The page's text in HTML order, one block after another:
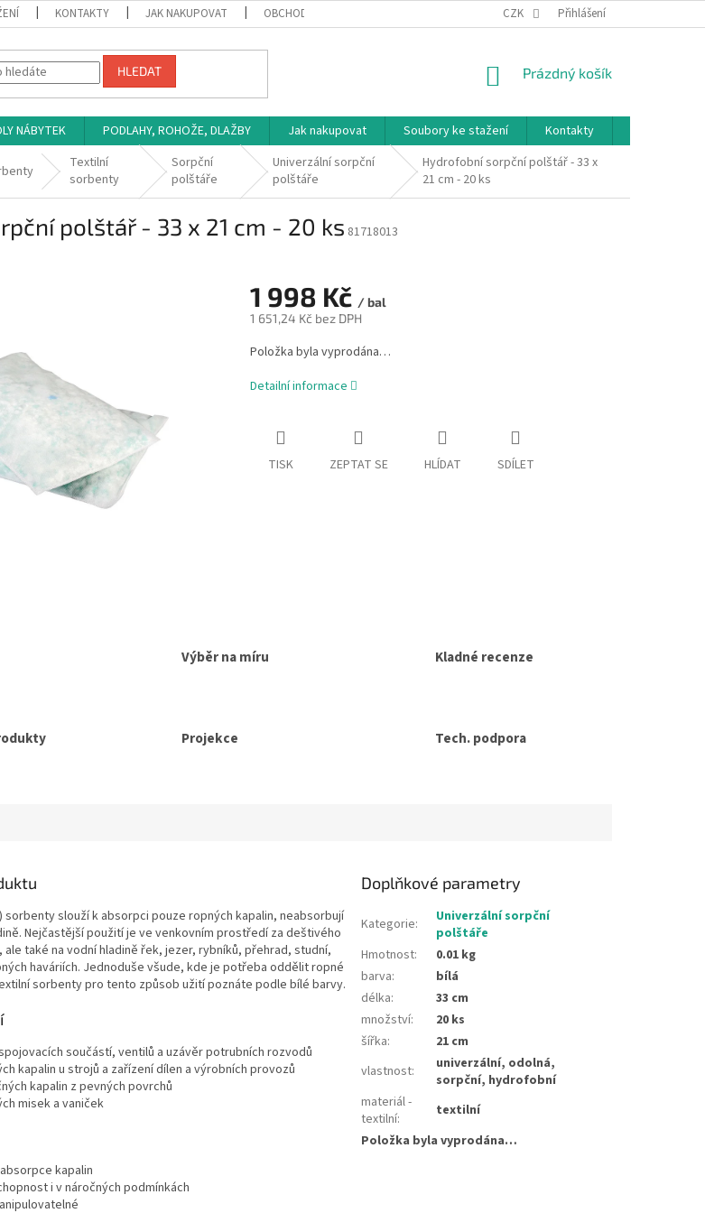
KONTAKTY JAK NAKUPOVAT OBCHODNÍ PODMÍNKY PODMÍNKY OCHRANY OSOBNÍCH ÚDAJŮ
CZK Přihlášení
HLEDAT
NÁKUPNÍ
Prázdný košík
NÁBYTEK PODLAHY, ROHOŽE, DLAŽBY Jak nakupovat Soubory ke stažení Kontakty
Textilní
sorbenty
Sorpční
polštáře
Univerzální sorpční
polštáře
Hydrofobní sorpční polštář - 33 x
21 cm - 20 ks
polštář - 33 x 21 cm - 20 ks 81718013
1 998 Kč / bal
1 651,24 Kč bez DPH
Měrná
cena:
Položka byla vyprodána…
Detailní informace
TISK ZEPTAT SE HLÍDAT SDÍLET
Výběr na míru Kladné recenze
Projekce Tech. podpora
slouží k absorpci pouze ropných kapalin, neabsorbují
Nejčastější použití je ve venkovním prostředí za deštivého
také na vodní hladině řek, jezer, rybníků, přehrad, studní,
haváriích. Jednoduše všude, kde je potřeba oddělit ropné
sorbenty pro tento způsob užití poznáte podle bílé barvy.
součástí, ventilů a uzávěr potrubních rozvodů
kapalin u strojů a zařízení dílen a výrobních provozů
kapalin z pevných povrchů
misek a vaniček
kapalin
i v náročných podmínkách
Doplňkové parametry
Kategorie:
Univerzální sorpční
polštáře
Hmotnost:
0.01 kg
barva:
bílá
délka:
33 cm
množství:
20 ks
šířka:
21 cm
vlastnost:
univerzální, odolná,
sorpční, hydrofobní
materiál -
textilní:
textilní
Položka byla vyprodána…